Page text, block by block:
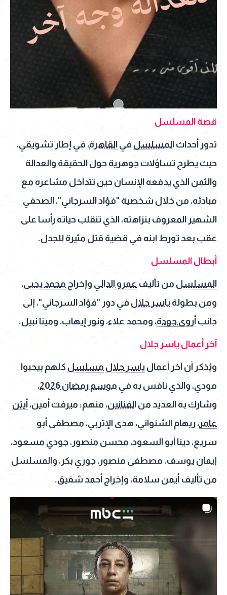
قصة المسلسل
تدور أحداث المسلسل في القاهرة، في إطار تشويقي،
حيث يطرح تساؤلات جوهرية حول الحقيقة والعدالة
والثمن الذي يدفعه الإنسان حين تتداخل مشاعره مع
مبادئه، من خلال شخصية "فؤاد السرجاني"، الصحفي
الشهير المعروف بنزاهته، الذي تنقلب حياته رأسا على
عقب بعد تورط ابنه في قضية قتل مثيرة للجدل.
أبطال المسلسل
المسلسل من تأليف عمرو الدالي وإخراج محمد يحيى،
ومن بطولة ياسر جلال في دور "فؤاد السرجاني"، إلى
جانب أروى جودة، ومحمد علاء، ونور إيهاب، ومينا نبيل.
آخر أعمال ياسر جلال
ويُذكر أن آخر أعمال ياسر جلال مسلسل كلهم بيحبوا
مودي، والذي نافس به في موسم رمضان 2026
،
وشارك به العديد من الفنانين، منهم: ميرفت أمين، أيتن
عامر ، ريهام الشنواني، هدى الإتربي، مصطفى أبو
سريع، دينا أبو السعود، محسن منصور، جودي مسعود،
إيمان يوسف، مصطفى منصور، جوري بكر، والمسلسل
من تأليف أيمن سلامة، وإخراج أحمد شفيق.